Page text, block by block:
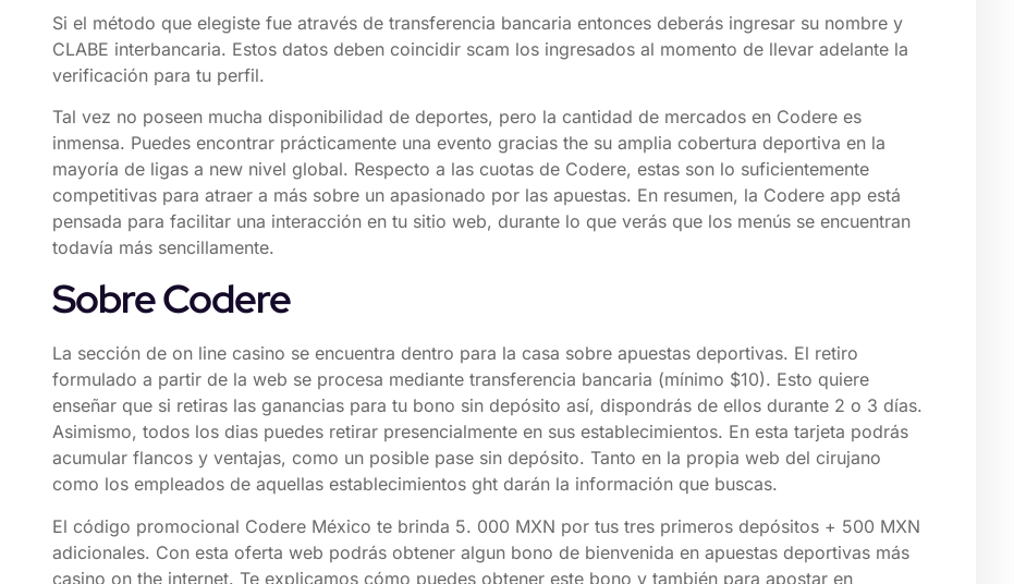
Si el método que elegiste fue através de transferencia bancaria entonces deberás ingresar su nombre y
CLABE interbancaria. Estos datos deben coincidir scam los ingresados al momento de llevar adelante la
verificación para tu perfil.
Tal vez no poseen mucha disponibilidad de deportes, pero la cantidad de mercados en Codere es
inmensa. Puedes encontrar prácticamente una evento gracias the su amplia cobertura deportiva en la
mayoría de ligas a new nivel global. Respecto a las cuotas de Codere, estas son lo suficientemente
competitivas para atraer a más sobre un apasionado por las apuestas. En resumen, la Codere app está
pensada para facilitar una interacción en tu sitio web, durante lo que verás que los menús se encuentran
todavía más sencillamente.
Sobre Codere
La sección de on line casino se encuentra dentro para la casa sobre apuestas deportivas. El retiro
formulado a partir de la web se procesa mediante transferencia bancaria (mínimo $10). Esto quiere
enseñar que si retiras las ganancias para tu bono sin depósito así, dispondrás de ellos durante 2 o 3 días.
Asimismo, todos los dias puedes retirar presencialmente en sus establecimientos. En esta tarjeta podrás
acumular flancos y ventajas, como un posible pase sin depósito. Tanto en la propia web del cirujano
como los empleados de aquellas establecimientos ght darán la información que buscas.
El código promocional Codere México te brinda 5. 000 MXN por tus tres primeros depósitos + 500 MXN
adicionales. Con esta oferta web podrás obtener algun bono de bienvenida en apuestas deportivas más
casino on the internet. Te explicamos cómo puedes obtener este bono y también para apostar en